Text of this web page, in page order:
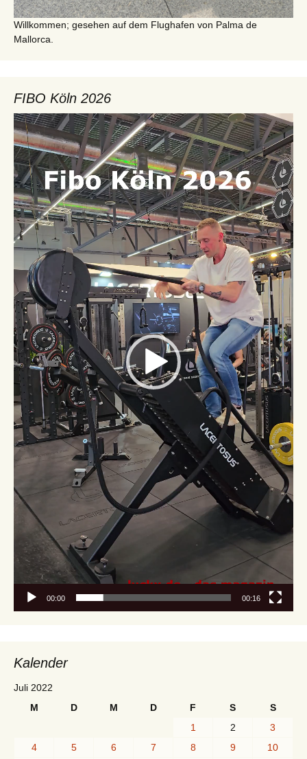
Willkommen; gesehen auf dem Flughafen von Palma de
Mallorca.
FIBO Köln 2026
Video-
Player
00:00 00:16
Kalender
Juli 2022
M
D M D F S
S
1
2
3
4
5 6 7 8 9
10